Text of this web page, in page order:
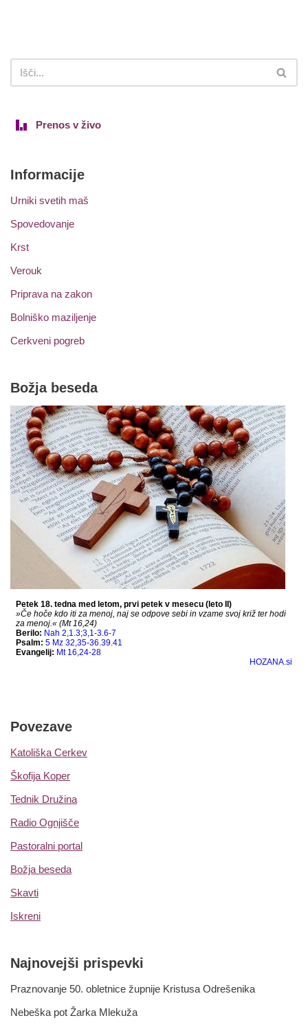
Prenos v živo
Informacije
Urniki svetih maš
Spovedovanje
Krst
Verouk
Priprava na zakon
Bolniško maziljenje
Cerkveni pogreb
Božja beseda
Povezave
Katoliška Cerkev
Škofija Koper
Tednik Družina
Radio Ognjišče
Pastoralni portal
Božja beseda
Skavti
Iskreni
Najnovejši prispevki
Praznovanje 50. obletnice župnije Kristusa Odrešenika
Nebeška pot Žarka Mlekuža